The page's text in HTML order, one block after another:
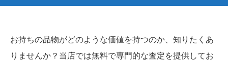
お持ちの品物がどのような価値を持つのか、知りたくあ
りませんか？当店では無料で専門的な査定を提供してお